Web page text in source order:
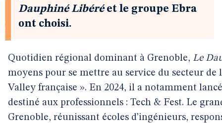
Dauphiné Libéréet le groupe Ebra
ont choisi.
Quotidien régional dominant à Grenoble, Le
moyens pour se mettre au service du secteur de
Valley française ». En 2024, il a notamment
destiné aux professionnels : Tech & Fest. Le
Grenoble, réunissant écoles d’ingénieurs,